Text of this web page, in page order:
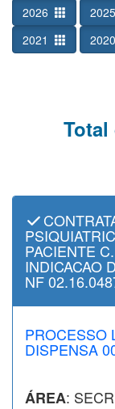
2026 2025
2021
2020
PACIENTE
INDICACAO
NF
PROCESSO
DISPENSA
ÁREA: